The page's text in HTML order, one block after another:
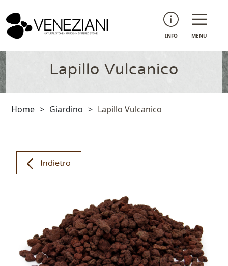
INFO MENU
Lapillo Vulcanico
Home > Giardino > Lapillo Vulcanico
Indietro